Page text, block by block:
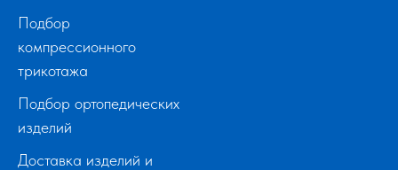
Подбор
компрессионного
трикотажа
Подбор ортопедических
изделий
Доставка изделий и